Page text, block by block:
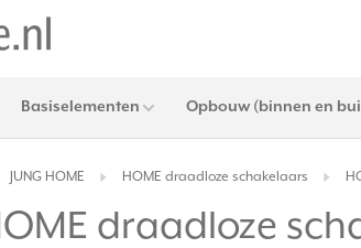
Basiselementen Opbouw (binnen en
JUNG HOME HOME draadloze schakelaars
draadloze